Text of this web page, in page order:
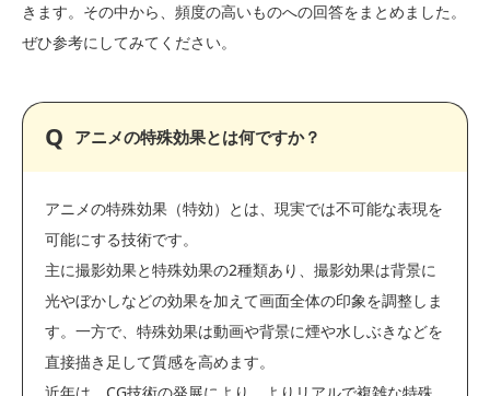
きます。その中から、頻度の高いものへの回答をまとめました。
ぜひ参考にしてみてください。
アニメの特殊効果とは何ですか？
アニメの特殊効果（特効）とは、現実では不可能な表現を
可能にする技術です。
主に撮影効果と特殊効果の2種類あり、撮影効果は背景に
光やぼかしなどの効果を加えて画面全体の印象を調整しま
す。一方で、特殊効果は動画や背景に煙や水しぶきなどを
直接描き足して質感を高めます。